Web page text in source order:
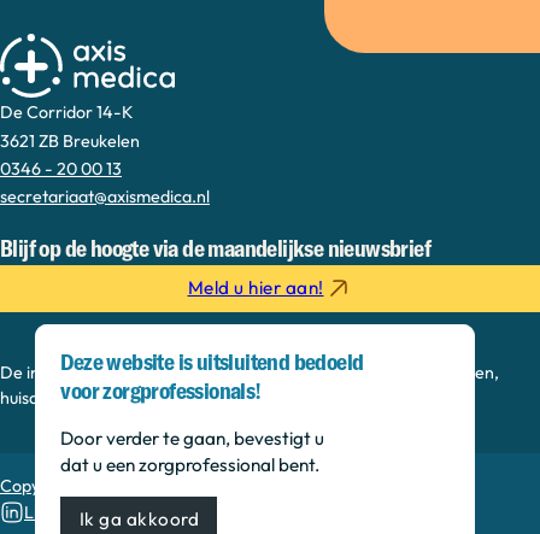
De Corridor 14-K
3621 ZB Breukelen
0346 - 20 00 13
secretariaat@axismedica.nl
Blijf op de hoogte via de maandelijkse nieuwsbrief
Meld u hier aan!
De informatie op deze sectie is bedoeld voor medisch specialisten,
huisartsen, verpleegkundig specialisten en onderzoekers.
Copyright © 2026, Axis Medica
Linkedin
Deze website is uitsluitend bedoeld
voor zorgprofessionals!
Door verder te gaan, bevestigt u
dat u een zorgprofessional bent.
Ik ga akkoord